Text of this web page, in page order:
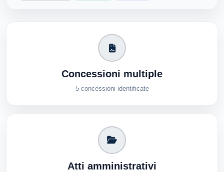
Concessioni multiple
5 concessioni identificate
Atti amministrativi